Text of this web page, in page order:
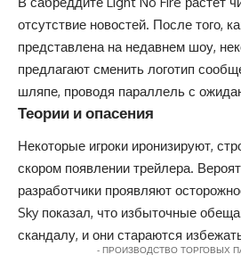
отсутствие новостей. После того,
представлена на недавнем шоу,
предлагают сменить логотип
шляпе, проводя параллель с
Теории и опасения
Некоторые игроки иронизируют,
скором появлении трейлера.
разработчики проявляют
Sky показал, что избыточные
скандалу, и они стараются
- ПРОИЗВОДСТВО ТОРГОВЫХ